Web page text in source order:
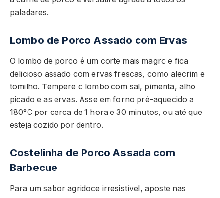
paladares.
Lombo de Porco Assado com Ervas
O lombo de porco é um corte mais magro e fica
delicioso assado com ervas frescas, como alecrim e
tomilho. Tempere o lombo com sal, pimenta, alho
picado e as ervas. Asse em forno pré-aquecido a
180°C por cerca de 1 hora e 30 minutos, ou até que
esteja cozido por dentro.
Costelinha de Porco Assada com
Barbecue
Para um sabor agridoce irresistível, aposte nas